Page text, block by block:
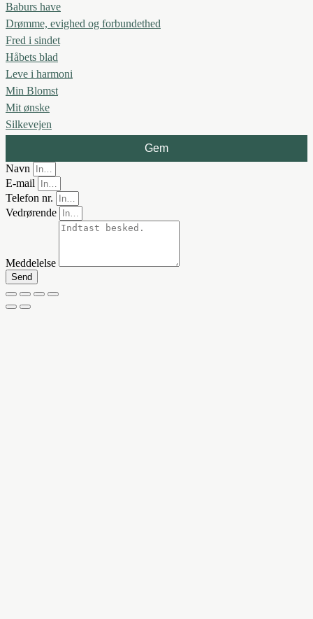
Baburs have
Drømme, evighed og forbundethed
Fred i sindet
Håbets blad
Leve i harmoni
Min Blomst
Mit ønske
Silkevejen
Gem
Navn
E-mail
Telefon nr.
Vedrørende
Meddelelse
Send